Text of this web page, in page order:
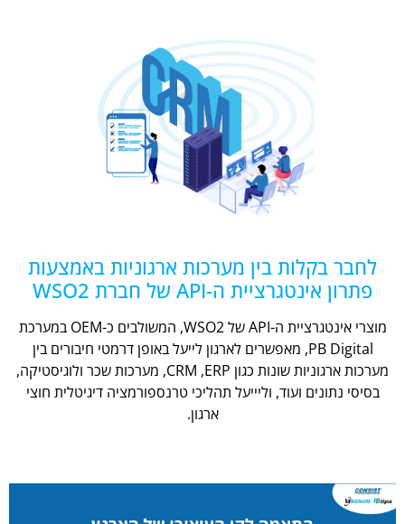
לחבר בקלות בין מערכות ארגוניות באמצעות
פתרון אינטגרציית ה-API של חברת WSO2
מוצרי אינטגרציית ה-API של WSO2, המשולבים כ-OEM במערכת
PB Digital, מאפשרים לארגון לייעל באופן דרמטי חיבורים בין
מערכות ארגוניות שונות כגון CRM ,ERP, מערכות שכר ולוגיסטיקה,
בסיסי נתונים ועוד, וליייעל תהליכי טרנספורמציה דיגיטלית חוצי
ארגון.